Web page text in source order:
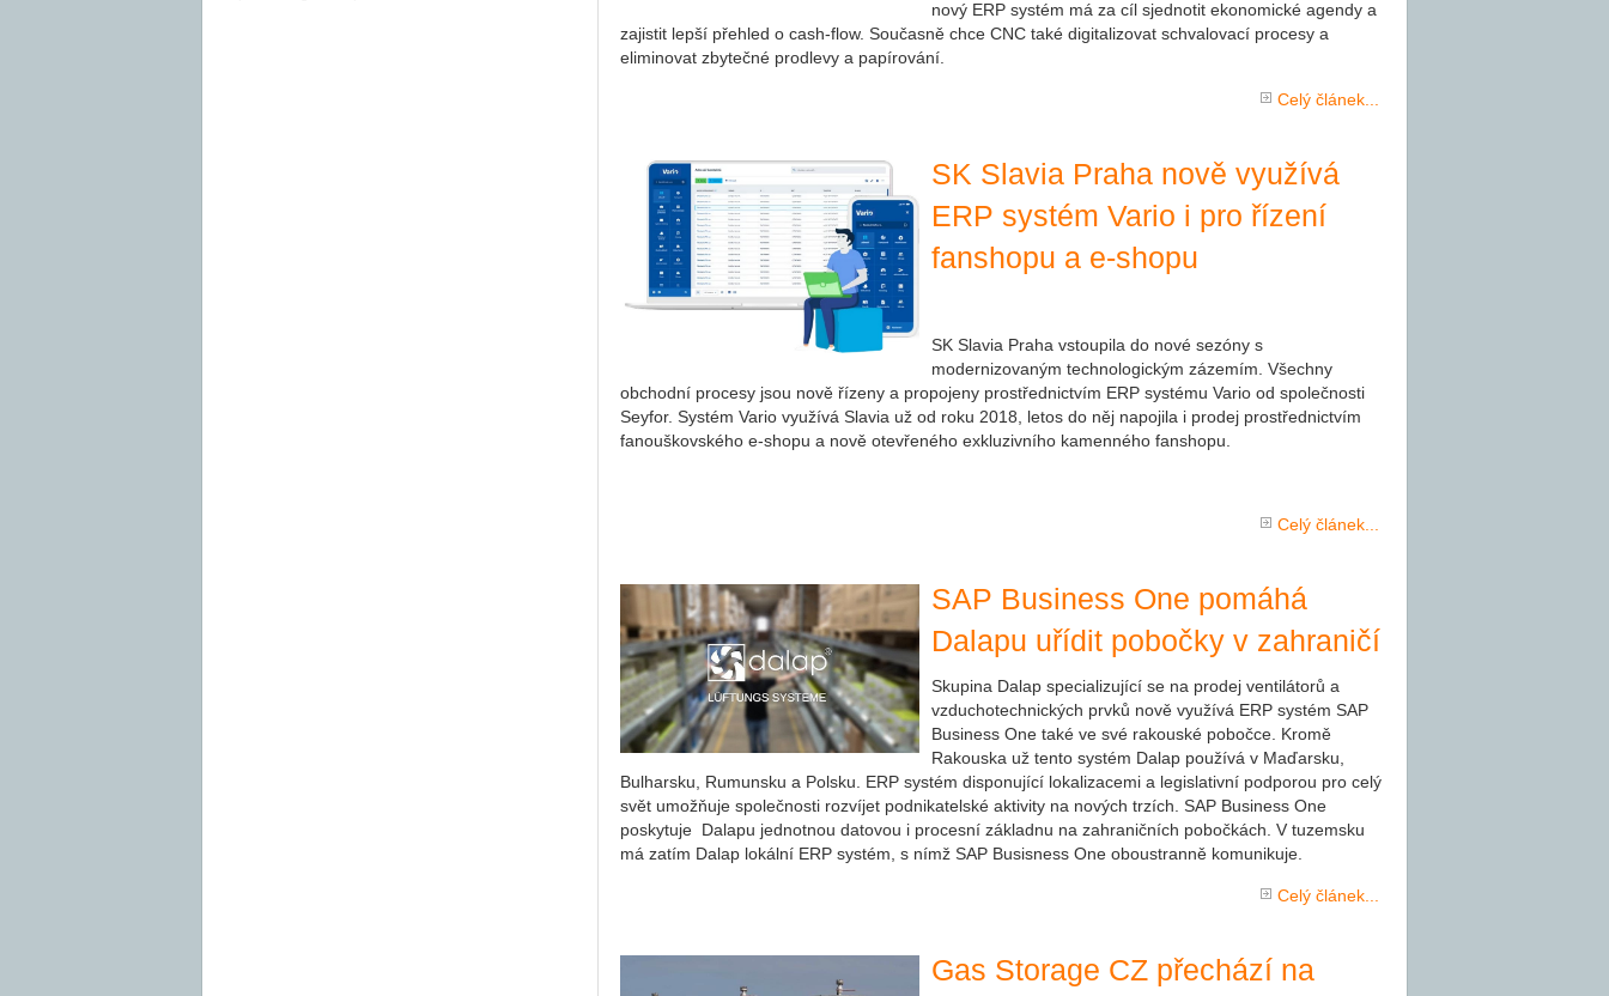
nový ERP systém má za cíl sjednotit ekonomické agendy a
zajistit lepší přehled o cash-flow. Současně chce CNC také digitalizovat schvalovací procesy a
eliminovat zbytečné prodlevy a papírování.
Celý článek...
SK Slavia Praha nově využívá
ERP systém Vario i pro řízení
fanshopu a e-shopu
SK Slavia Praha vstoupila do nové sezóny s
modernizovaným technologickým zázemím. Všechny
obchodní procesy jsou nově řízeny a propojeny prostřednictvím ERP systému Vario od společnosti
Seyfor. Systém Vario využívá Slavia už od roku 2018, letos do něj napojila i prodej prostřednictvím
fanouškovského e-shopu a nově otevřeného exkluzivního kamenného fanshopu.
Celý článek...
SAP Business One pomáhá
Dalapu uřídit pobočky v zahraničí
Skupina Dalap specializující se na prodej ventilátorů a
vzduchotechnických prvků nově využívá ERP systém SAP
Business One také ve své rakouské pobočce. Kromě
Rakouska už tento systém Dalap používá v Maďarsku,
Bulharsku, Rumunsku a Polsku. ERP systém disponující lokalizacemi a legislativní podporou pro celý
svět umožňuje společnosti rozvíjet podnikatelské aktivity na nových trzích. SAP Business One
poskytuje Dalapu jednotnou datovou i procesní základnu na zahraničních pobočkách. V tuzemsku
má zatím Dalap lokální ERP systém, s nímž SAP Busisness One oboustranně komunikuje.
Celý článek...
Gas Storage CZ přechází na